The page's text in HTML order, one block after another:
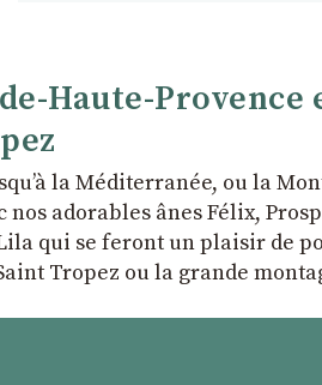
Haute-
la Méditerranée, ou la
adorables ânes Félix,
qui se feront un plaisir de
Tropez ou la grande